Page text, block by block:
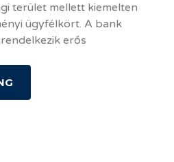
terület mellett kiemelten
ügyfélkört. A bank
erős